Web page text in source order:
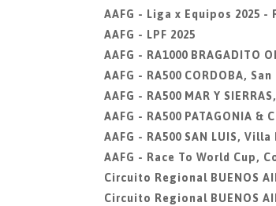
AAFG - Liga x Equipos 2025 -
AAFG - LPF 2025
AAFG - RA1000 BRAGADITO
AAFG - RA500 CORDOBA,
AAFG - RA500 MAR Y
AAFG - RA500 PATAGONIA
AAFG - RA500 SAN LUIS, Villa
AAFG - Race To World Cup,
Circuito Regional BUENOS
Circuito Regional BUENOS